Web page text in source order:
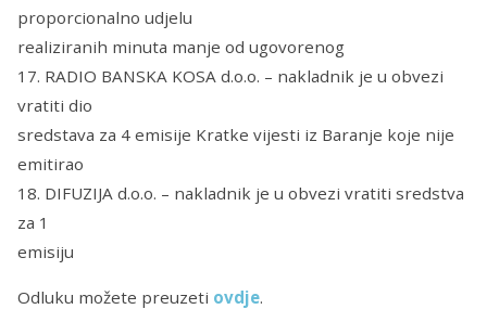
proporcionalno udjelu
realiziranih minuta manje od ugovorenog
17. RADIO BANSKA KOSA d.o.o. – nakladnik je u obvezi
vratiti dio
sredstava za 4 emisije Kratke vijesti iz Baranje koje nije
emitirao
18. DIFUZIJA d.o.o. – nakladnik je u obvezi vratiti sredstva
za 1
emisiju
Odluku možete preuzeti ovdje.